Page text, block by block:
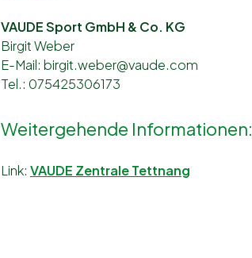
VAUDE Sport GmbH & Co. KG
Birgit Weber
E-Mail: birgit.weber@vaude.com
Tel.: 075425306173
Weitergehende Informationen:
Link: VAUDE Zentrale Tettnang